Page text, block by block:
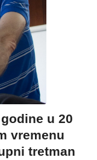
u 20
vremenu
tretman